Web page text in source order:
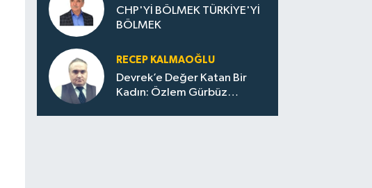
CHP'Yİ BÖLMEK TÜRKİYE'Yİ
BÖLMEK
RECEP KALMAOĞLU
Devrek’e Değer Katan Bir
Kadın: Özlem Gürbüz